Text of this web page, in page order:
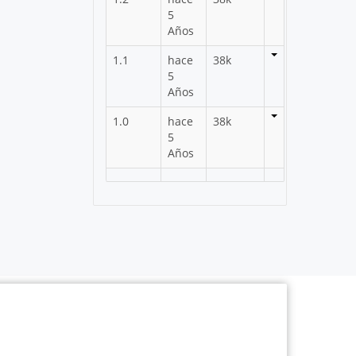
5
Años
1.1
hace
5
Años
38k
1.0
hace
5
Años
38k